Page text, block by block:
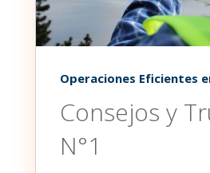
Operaciones Eficientes
Consejos y
N°1